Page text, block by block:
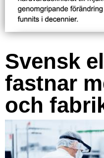
Svensk
fastnar
och